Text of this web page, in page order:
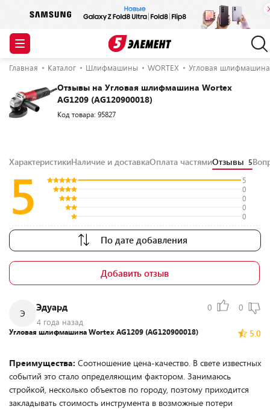
Главная Каталог Шлифмашины WORTEX Угловая шлифмашина
Отзывы на Угловая шлифмашина Wortex
AG1209 (AG120900018)
Код товара: 95827
ХарактеристикиНаличие и доставкаОплата частямиОтзывы 5
5
5
0
0
0
0
По дате добавления
Добавить отзыв
Э
Эдуард
4 года назад
0 0
5.0
Угловая шлифмашина Wortex AG1209 (AG120900018)
Преимущества: Соотношение цена-качество. В свете известных
событий это стало определяющим фактором. Занимаюсь
стройкой, несколько объектов по городу, поэтому приходится
закладывать стоимость инструмента в возможные потери